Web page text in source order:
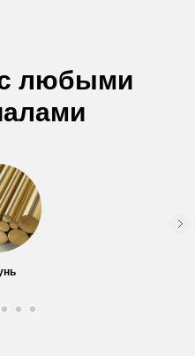
любыми